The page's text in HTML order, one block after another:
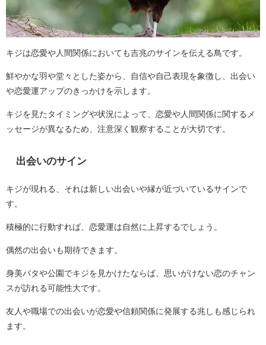
キジは恋愛や人間関係においても吉兆のサインを伝える鳥です。
鮮やかな羽や堂々とした姿から、自信や自己表現を象徴し、出会い
や恋愛運アップのきっかけを示します。
キジを見たタイミングや状況によって、恋愛や人間関係に関するメ
ッセージが異なるため、注意深く観察することが大切です。
出会いのサイン
キジが現れる、それは新しい出会いや縁が近づいているサインで
す。
積極的に行動すれば、恋愛運は自然に上昇するでしょう。
偶然の出会いも期待できます。
身美バタや公園でキジを見かけたならば、思いがけない恋のチャン
スが訪れる可能性大です。
友人や職場での出会いが恋愛や信頼関係に発展する兆しも感じられ
ます。